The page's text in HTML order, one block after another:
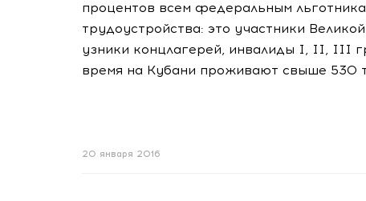
процентов всем федеральным
трудоустройства: это участники
узники концлагерей, инвалиды I, II, III
время на Кубани проживают свыше 530
20 января 2016